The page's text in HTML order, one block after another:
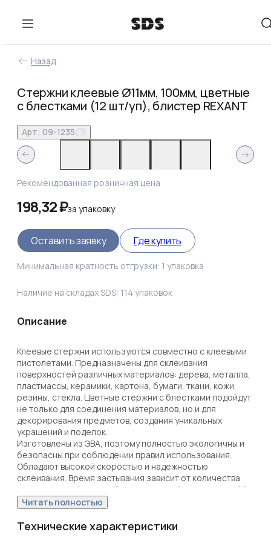
Назад
Стержни клеевые Ø11мм, 100мм, цветные
с блестками (12 шт/уп), блистер REXANT
Арт: 09-1235
Рекомендованная розничная цена
198,32 ₽заупаковку
Оставить заявку Где купить
Минимальная кратность отгрузки: 1 упаковка
Наличие на складах SDS: 114 упаковок
Описание
Клеевые стержни используются совместно с клеевыми
пистолетами. Предназначены для склеивания
поверхностей различных материалов: дерева, металла,
пластмассы, керамики, картона, бумаги, ткани, кожи,
резины, стекла. Цветные стержни с блестками подойдут
не только для соединения материалов, но и для
декорирования предметов, создания уникальных
украшений и поделок.
Изготовлены из ЭВА, поэтому полностью экологичны и
безопасны при соблюдении правил использования.
Обладают высокой скоростью и надежностью
склеивания. Время застывания зависит от количества
расплавленной массы. Длина стержней составляет 100
мм, набор подойдет для выполнения небольшого
объема работ. Используются с клеевыми пистолетами с
каналом для стержней соответствующего диаметра.
Набор состоит из 12 клеевых стержней.
Читать полностью
Технические характеристики